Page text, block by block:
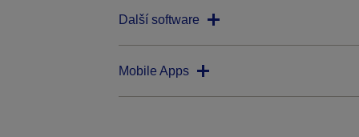
Další software
Mobile Apps